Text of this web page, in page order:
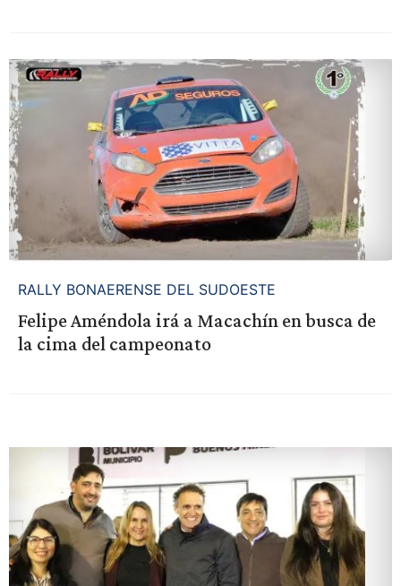
RALLY BONAERENSE DEL SUDOESTE
Felipe Améndola irá a Macachín en busca de
la cima del campeonato